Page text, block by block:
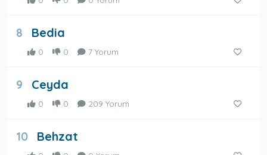
8 Bedia
0 0 7 Yorum
9 Ceyda
0 0 209 Yorum
10 Behzat